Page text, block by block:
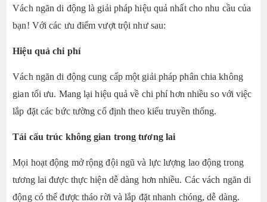
Vách ngăn di động là giải pháp hiệu quả nhất cho nhu cầu của
bạn! Với các ưu điểm vượt trội như sau:
Hiệu quả chi phí
Vách ngăn di động cung cấp một giải pháp phân chia không
gian tối ưu. Mang lại hiệu quả về chi phí hơn nhiều so với việc
lắp đặt các bức tường cố định theo kiểu truyền thống.
Tái cấu trúc không gian trong tương lai
Mọi hoạt động mở rộng đội ngũ và lực lượng lao động trong
tương lai được thực hiện dễ dàng hơn nhiều. Các vách ngăn di
động có thể được tháo rời và lắp đặt nhanh chóng, dễ dàng.